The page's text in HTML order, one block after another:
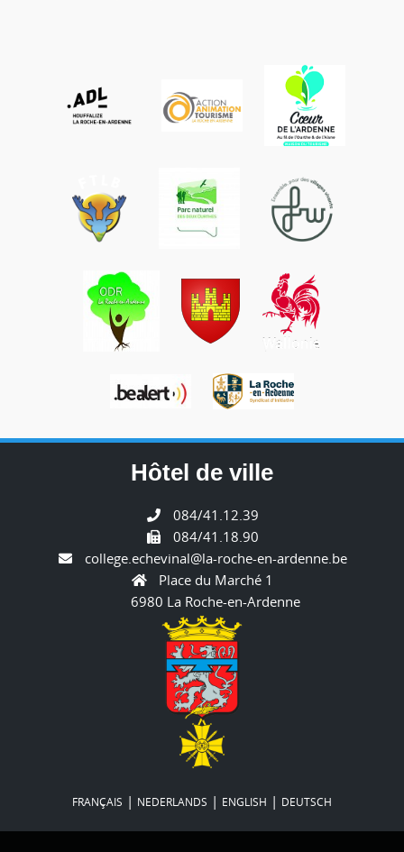
Hôtel de ville
084/41.12.39
084/41.18.90
college.echevinal@la-roche-en-ardenne.be
Place du Marché 1
6980 La Roche-en-Ardenne
FRANÇAIS | NEDERLANDS | ENGLISH | DEUTSCH